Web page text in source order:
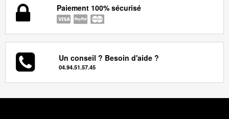
Paiement 100% sécurisé
Un conseil ? Besoin d'aide ?
04.94.51.57.45